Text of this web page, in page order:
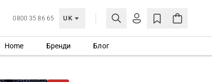
0800 35 86 65 UK
МОЯ ОБЛІКІВКА
Home Бренди Блог